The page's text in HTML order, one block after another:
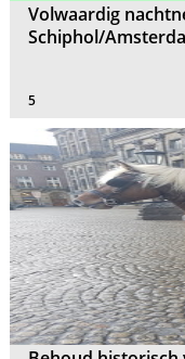
Volwaardig
Schiphol/
5